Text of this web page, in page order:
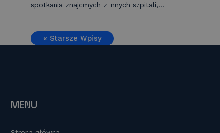
spotkania znajomych z innych szpitali,...
« Starsze Wpisy
MENU